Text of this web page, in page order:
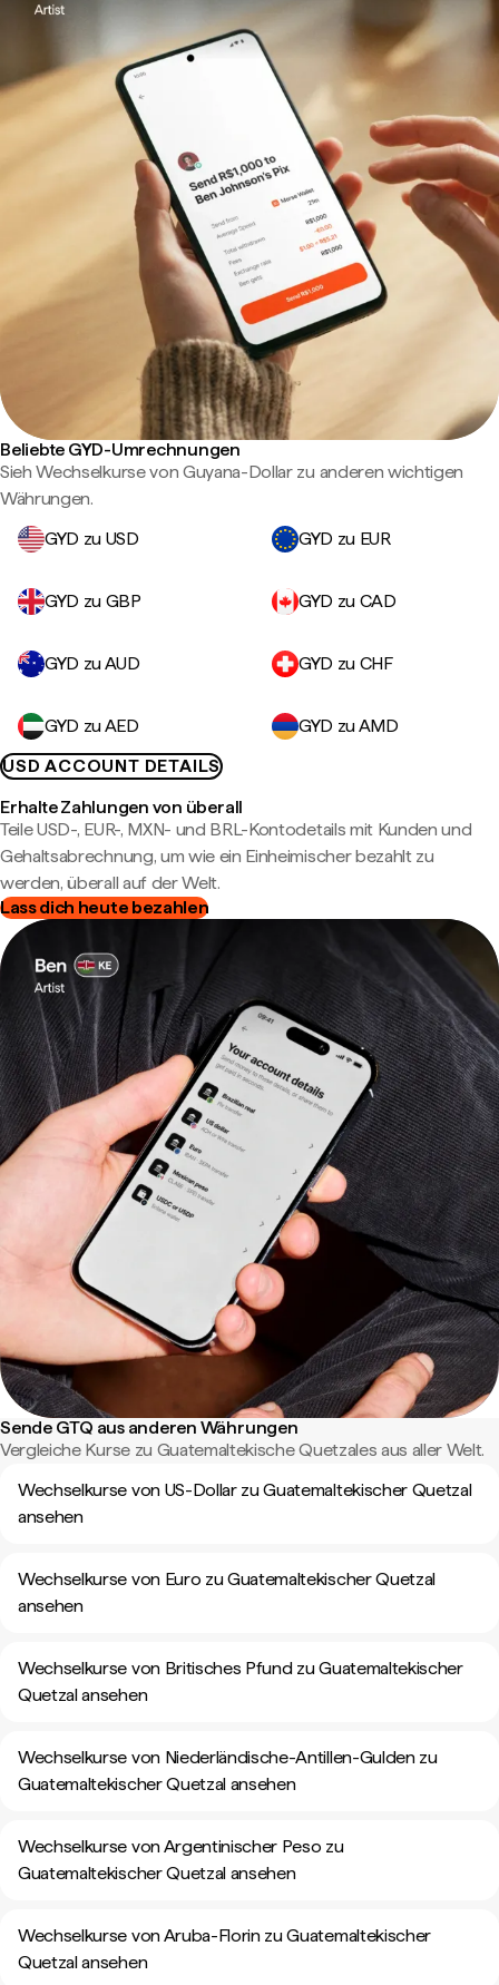
Beliebte GYD-Umrechnungen
Sieh Wechselkurse von Guyana-Dollar zu anderen wichtigen
Währungen.
GYD zu USD
GYD zu EUR
GYD zu GBP GYD zu CAD
GYD zu AUD GYD zu CHF
GYD zu AED
GYD zu AMD
USD ACCOUNT DETAILS
Erhalte Zahlungen von überall
Teile USD-, EUR-, MXN- und BRL-Kontodetails mit Kunden und
Gehaltsabrechnung, um wie ein Einheimischer bezahlt zu
werden, überall auf der Welt.
Lass dich heute bezahlen
Sende GTQ aus anderen Währungen
Vergleiche Kurse zu Guatemaltekische Quetzales aus aller Welt.
Wechselkurse von US-Dollar zu Guatemaltekischer Quetzal
ansehen
Wechselkurse von Euro zu Guatemaltekischer Quetzal
ansehen
Wechselkurse von Britisches Pfund zu Guatemaltekischer
Quetzal ansehen
Wechselkurse von Niederländische-Antillen-Gulden zu
Guatemaltekischer Quetzal ansehen
Wechselkurse von Argentinischer Peso zu
Guatemaltekischer Quetzal ansehen
Wechselkurse von Aruba-Florin zu Guatemaltekischer
Quetzal ansehen